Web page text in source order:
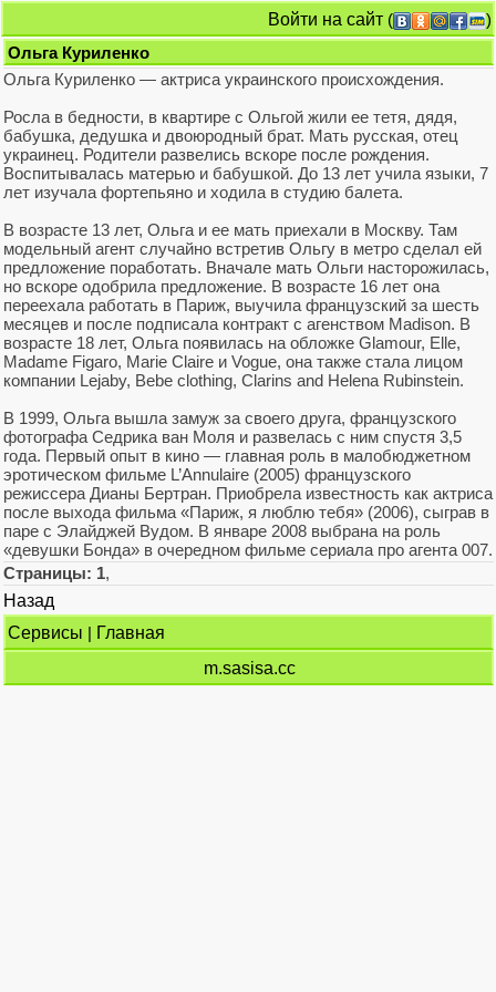
Войти на сайт (
)
Ольга Куриленко
Ольга Куриленко — актриса украинского происхождения.
Росла в бедности, в квартире с Ольгой жили ее тетя, дядя,
бабушка, дедушка и двоюродный брат. Мать русская, отец
украинец. Родители развелись вскоре после рождения.
Воспитывалась матерью и бабушкой. До 13 лет учила языки, 7
лет изучала фортепьяно и ходила в студию балета.
В возрасте 13 лет, Ольга и ее мать приехали в Москву. Там
модельный агент случайно встретив Ольгу в метро сделал ей
предложение поработать. Вначале мать Ольги насторожилась,
но вскоре одобрила предложение. В возрасте 16 лет она
переехала работать в Париж, выучила французский за шесть
месяцев и после подписала контракт с агенством Madison. В
возрасте 18 лет, Ольга появилась на обложке Glamour, Elle,
Madame Figaro, Marie Claire и Vogue, она также стала лицом
компании Lejaby, Bebe clothing, Clarins and Helena Rubinstein.
В 1999, Ольга вышла замуж за своего друга, французского
фотографа Седрика ван Моля и развелась с ним спустя 3,5
года. Первый опыт в кино — главная роль в малобюджетном
эротическом фильме L’Annulaire (2005) французского
режиссера Дианы Бертран. Приобрела известность как актриса
после выхода фильма «Париж, я люблю тебя» (2006), сыграв в
паре с Элайджей Вудом. В январе 2008 выбрана на роль
«девушки Бонда» в очередном фильме сериала про агента 007.
Страницы: 1,
Назад
Сервисы | Главная
m.sasisa.cc